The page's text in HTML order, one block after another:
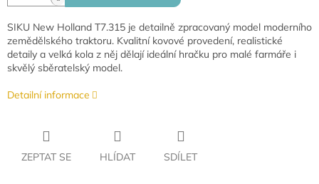
SIKU New Holland T7.315 je detailně zpracovaný model moderního
zemědělského traktoru. Kvalitní kovové provedení, realistické
detaily a velká kola z něj dělají ideální hračku pro malé farmáře i
skvělý sběratelský model.
Detailní informace
ZEPTAT SE HLÍDAT SDÍLET